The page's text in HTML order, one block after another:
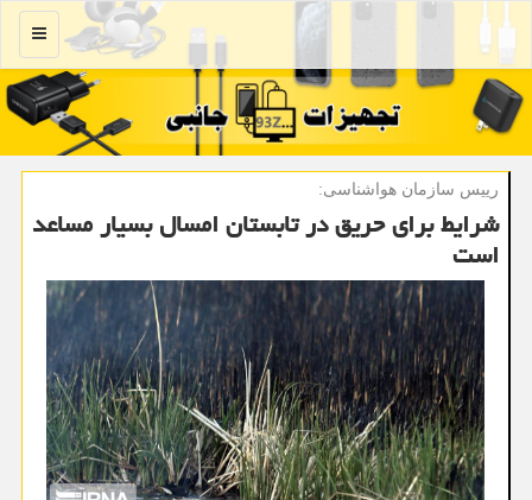
منو
رییس سازمان هواشناسی:
شرایط برای حریق در تابستان امسال بسیار مساعد
است